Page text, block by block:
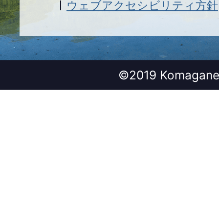
ウェブアクセシビリティ方針
©2019